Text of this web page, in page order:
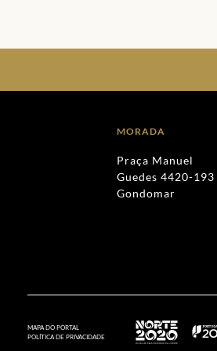
MORADA
Praça Manuel
Guedes 4420-193
Gondomar
MAPA DO PORTAL
POLÍTICA DE PRIVACIDADE